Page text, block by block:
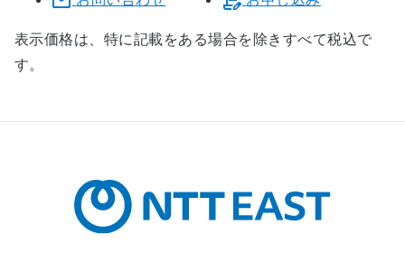
表示価格は、特に記載をある場合を除きすべて税込で
す。